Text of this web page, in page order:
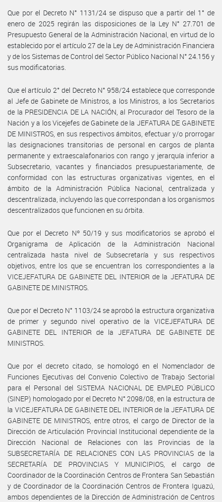
Que por el Decreto N° 1131/24 se dispuso que a partir del 1° de
enero de 2025 regirán las disposiciones de la Ley N° 27.701 de
Presupuesto General de la Administración Nacional, en virtud de lo
establecido por el artículo 27 de la Ley de Administración Financiera
y de los Sistemas de Control del Sector Público Nacional N° 24.156 y
sus modificatorias.
Que el artículo 2° del Decreto N° 958/24 establece que corresponde
al Jefe de Gabinete de Ministros, a los Ministros, a los Secretarios
de la PRESIDENCIA DE LA NACIÓN, al Procurador del Tesoro de la
Nación y a los Vicejefes de Gabinete de la JEFATURA DE GABINETE
DE MINISTROS, en sus respectivos ámbitos, efectuar y/o prorrogar
las designaciones transitorias de personal en cargos de planta
permanente y extraescalafonarios con rango y jerarquía inferior a
Subsecretario, vacantes y financiados presupuestariamente, de
conformidad con las estructuras organizativas vigentes, en el
ámbito de la Administración Pública Nacional, centralizada y
descentralizada, incluyendo las que correspondan a los organismos
descentralizados que funcionen en su órbita.
Que por el Decreto Nº 50/19 y sus modificatorios se aprobó el
Organigrama de Aplicación de la Administración Nacional
centralizada hasta nivel de Subsecretaría y sus respectivos
objetivos, entre los que se encuentran los correspondientes a la
VICEJEFATURA DE GABINETE DEL INTERIOR de la JEFATURA DE
GABINETE DE MINISTROS.
Que por el Decreto N° 1103/24 se aprobó la estructura organizativa
de primer y segundo nivel operativo de la VICEJEFATURA DE
GABINETE DEL INTERIOR de la JEFATURA DE GABINETE DE
MINISTROS.
Que por el decreto citado, se homologó en el Nomenclador de
Funciones Ejecutivas del Convenio Colectivo de Trabajo Sectorial
para el Personal del SISTEMA NACIONAL DE EMPLEO PÚBLICO
(SINEP) homologado por el Decreto N° 2098/08, en la estructura de
la VICEJEFATURA DE GABINETE DEL INTERIOR de la JEFATURA DE
GABINETE DE MINISTROS, entre otros, el cargo de Director de la
Dirección de Articulación Provincial Institucional dependiente de la
Dirección Nacional de Relaciones con las Provincias de la
SUBSECRETARÍA DE RELACIONES CON LAS PROVINCIAS de la
SECRETARÍA DE PROVINCIAS Y MUNICIPIOS, el cargo de
Coordinador de la Coordinación Centros de Frontera San Sebastián
y de Coordinador de la Coordinación Centros de Frontera Iguazú,
ambos dependientes de la Dirección de Administración de Centros